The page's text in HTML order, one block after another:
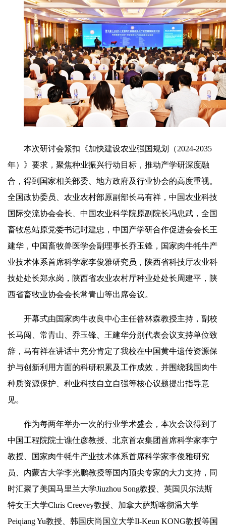
本次研讨会紧扣《加快建设农业强国规划（2024-2035
年）》要求，聚焦种业振兴行动目标，推动产学研深度融
合，得到国家相关部委、地方政府及行业协会的高度重视。
全国政协委员、农业农村部原副部长马有祥，中国农业科技
国际交流协会会长、中国农业科学院原副院长冯忠武，全国
畜牧总站原党委书记时建忠，中国产学研合作促进会会长王
建华，中国畜牧兽医学会副理事长乔玉锋，国家肉牛牦牛产
业技术体系首席科学家李俊雅研究员，陕西省科技厅农业科
技处处长郑永岗，陕西省农业农村厅种业处处长周建平，陕
西省畜牧业协会会长常青山等出席会议。
开幕式由国家肉牛改良中心主任昝林森教授主持，副校
长马闯、常青山、乔玉锋、王建华分别代表会议支持单位致
辞，马有祥在讲话中充分肯定了我校在中国黄牛遗传资源保
护与创新利用方面的科研积累及工作成效，并围绕我国肉牛
种质资源保护、种业科技自立自强等核心议题提出指导意
见。
作为每两年举办一次的行业学术盛会，本次会议得到了
中国工程院院士谯仕彦教授、北京首农集团首席科学家李宁
教授、国家肉牛牦牛产业技术体系首席科学家李俊雅研究
员、内蒙古大学李光鹏教授等国内顶尖专家的大力支持，同
时汇聚了美国马里兰大学Jiuzhou Song教授、英国贝尔法斯
特女王大学Chris Creevey教授、加拿大萨斯喀彻温大学
Peiqiang Yu教授、韩国庆尚国立大学Il-Keun KONG教授等国